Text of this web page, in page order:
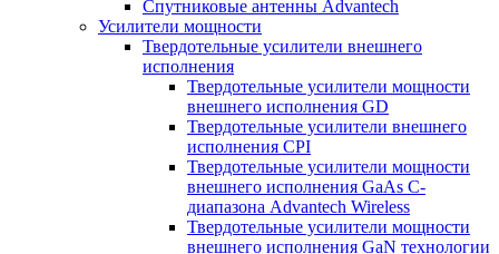
Спутниковые антенны Advantech
Усилители мощности
Твердотельные усилители внешнего
исполнения
Твердотельные усилители мощности
внешнего исполнения GD
Твердотельные усилители внешнего
исполнения CPI
Твердотельные усилители мощности
внешнего исполнения GaAs С-
диапазона Advantech Wireless
Твердотельные усилители мощности
внешнего исполнения GaN технологии